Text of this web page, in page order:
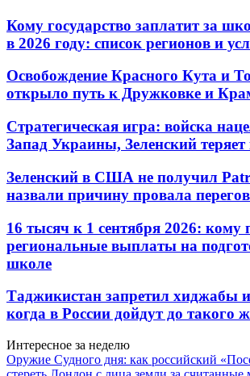
Кому государство заплатит за
в 2026 году: список регионов и
Освобождение Красного Кута и
открыло путь к Дружковке и
Стратегическая игра: войска
Запад Украины, Зеленский
Зеленский в США не получил
назвали причину провала
16 тысяч к 1 сентября 2026:
региональные выплаты на
школе
Таджикистан запретил хиджабы
когда в России дойдут до такого
Интересное за неделю
Оружие Судного дня: как российский